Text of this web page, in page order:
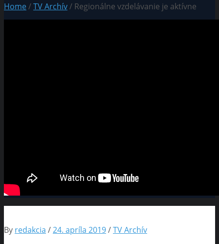
Home/TV Archív/ Regionálne vzdelávanie je aktívne
By redakcia /24. apríla 2019/TV Archív